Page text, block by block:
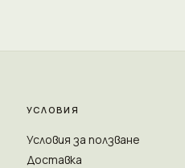
УСЛОВИЯ
Условия за ползване
Доставка